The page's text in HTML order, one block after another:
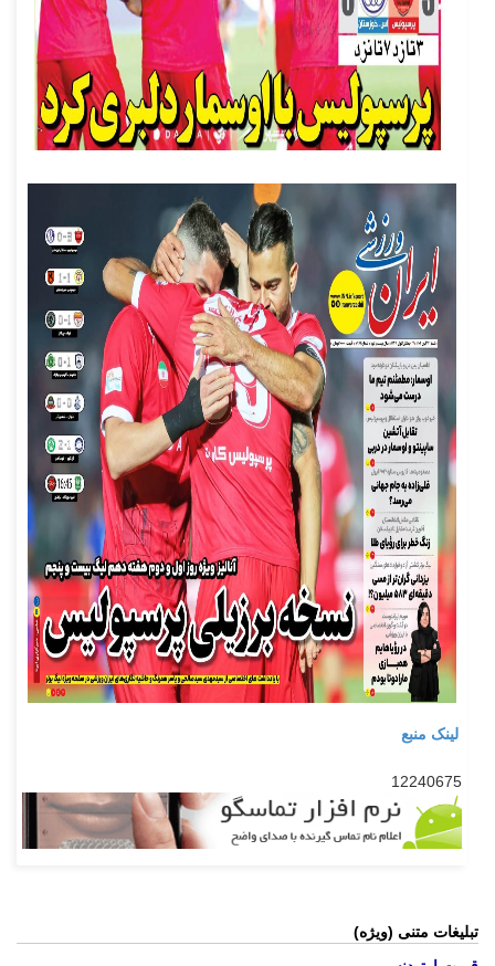
لینک منبع
12240675
تبلیغات متنی (ویژه)